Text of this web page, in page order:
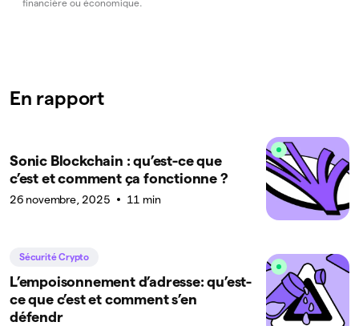
financière ou économique.
En rapport
Sonic Blockchain : qu’est-ce que
c’est et comment ça fonctionne ?
26 novembre, 2025 11 min
Sécurité Crypto
L’empoisonnement d’adresse: qu’est-
ce que c’est et comment s’en
défendr